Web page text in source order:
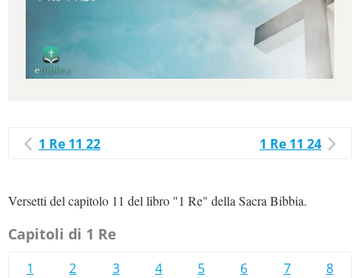
1 Re 11 22 1 Re 11 24
Versetti del capitolo 11 del libro "1 Re" della Sacra Bibbia.
Capitoli di 1 Re
1 2 3 4 5 6 7
8